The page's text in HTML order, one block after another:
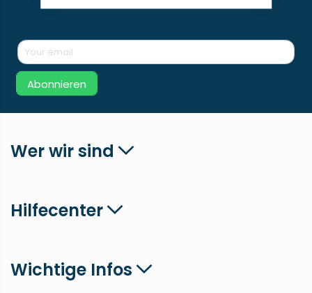
Abonnieren
Wer wir sind
Hilfecenter
Wichtige Infos